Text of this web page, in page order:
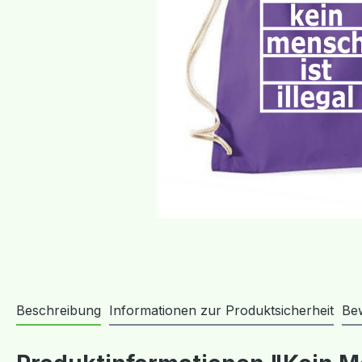
Beschreibung Informationen zur Produktsicherheit